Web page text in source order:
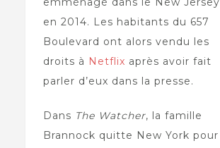
en 2014. Les habitants du 657
Boulevard ont alors vendu les
droits à Netflix après avoir fait
parler d’eux dans la presse.
Dans The Watcher, la famille
Brannock quitte New York pour